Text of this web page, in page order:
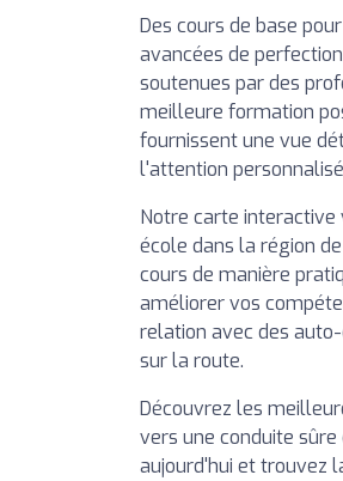
Des cours de base
avancées de
soutenues par des
meilleure formation
fournissent une vue
l'attention
Notre carte
école dans la région
cours de manière
améliorer vos
relation avec des
sur la route.
Découvrez les
vers une conduite
aujourd'hui et trouvez